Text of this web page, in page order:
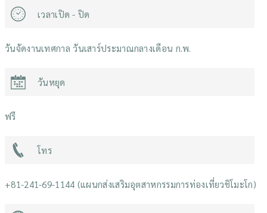
เวลาเปิด - ปิด
วันจัดงานเทศกาล วันเสาร์ประมาณกลางเดือน ก.พ.
วันหยุด
ฟรี
โทร
+81-241-69-1144 (แผนกส่งเสริมอุตสาหกรรมการท่องเที่ยวชิโมะโก)